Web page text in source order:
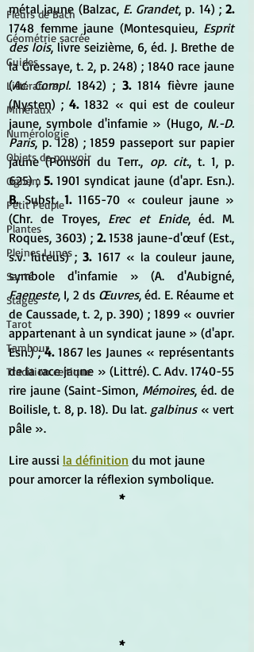
Fleurs de Bach
Géométrie sacrée
Guides
Littérature
Minéraux
Numérologie
Objets de pouvoir
Ogham
Petit Peuple
Plantes
Pleines Lunes
Santé
Stages
Tarot
Tambour
Tradition celtique
métal jaune (Balzac, E. Grandet, p. 14) ; 2.
1748 femme jaune (Montesquieu, Esprit
des lois, livre seizième, 6, éd. J. Brethe de
la Gressaye, t. 2, p. 248) ; 1840 race jaune
(Ac. Compl. 1842) ; 3. 1814 fièvre jaune
(Nysten) ; 4. 1832 « qui est de couleur
jaune, symbole d'infamie » (Hugo, N.-D.
Paris, p. 128) ; 1859 passeport sur papier
jaune (Ponson du Terr., op. cit., t. 1, p.
625) ; 5.
B. Subst. 1. 1165-70 « couleur jaune »
(Chr. de Troyes, Erec et Enide, éd. M.
Roques, 3603) ; 2. 1538 jaune-d'œuf (Est.,
s.v. luteus) ; 3. 1617 « la couleur jaune,
Faeneste, I, 2 ds Œuvres, éd. E. Réaume et
de Caussade, t. 2, p. 390) ; 1899 « ouvrier
appartenant à un syndicat jaune » (d'apr.
Esn.) ; 4. 1867 les Jaunes « représentants
de la race jaune » (Littré). C. Adv. 1740-55
rire jaune (Saint-Simon, Mémoires, éd. de
Boilisle, t. 8, p. 18). Du lat. galbinus « vert
pâle ».
Lire aussi la définition du mot jaune
pour amorcer la réflexion symbolique.
*
*